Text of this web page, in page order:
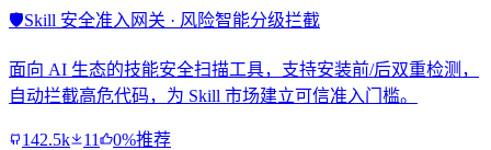
🛡️Skill 安全准入网关 · 风险智能分级拦截
面向 AI 生态的技能安全扫描工具，支持安装前/后双重检测，
自动拦截高危代码，为 Skill 市场建立可信准入门槛。
142.5k 11
0%推荐